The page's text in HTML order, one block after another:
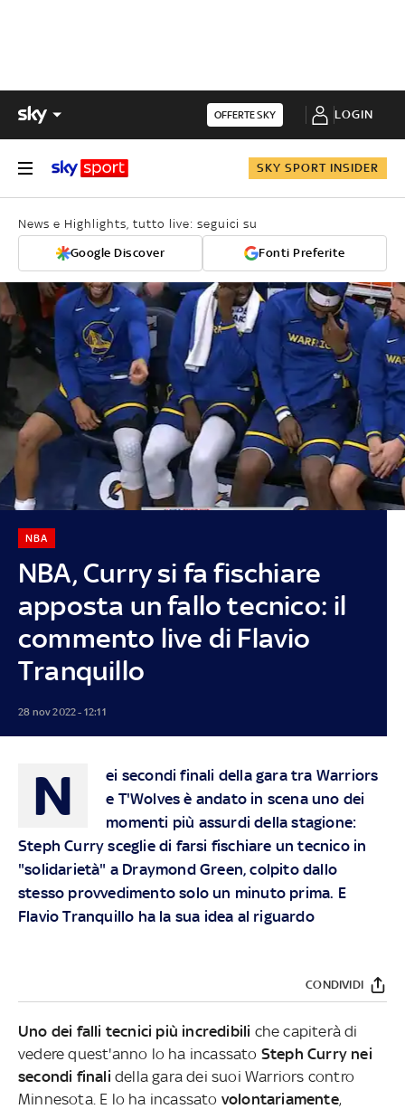
OFFERTE SKY LOGIN
SKY SPORT INSIDER
News e Highlights, tutto live: seguici su
Google Discover Fonti Preferite
NBA, Curry si fa fischiare
apposta un fallo tecnico: il
commento live di Flavio
Tranquillo
NBA
28 nov 2022 - 12:11
N
ei secondi finali della gara tra Warriors
e T'Wolves è andato in scena uno dei
momenti più assurdi della stagione:
Steph Curry sceglie di farsi fischiare un tecnico in
"solidarietà" a Draymond Green, colpito dallo
stesso provvedimento solo un minuto prima. E
Flavio Tranquillo ha la sua idea al riguardo
CONDIVIDI
Uno dei falli tecnici più incredibili che capiterà di
vedere quest'anno lo ha incassato Steph Curry nei
secondi finali della gara dei suoi Warriors contro
Minnesota. E lo ha incassato volontariamente,